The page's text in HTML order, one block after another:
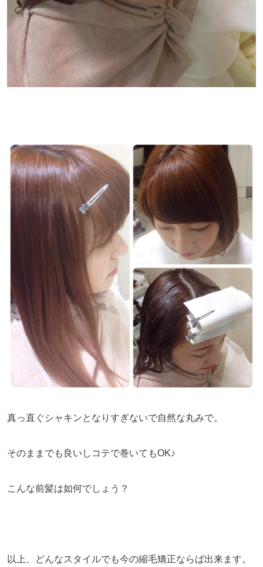
真っ直ぐシャキンとなりすぎないで自然な丸みで。
そのままでも良いしコテで巻いてもOK♪
こんな前髪は如何でしょう？
以上、どんなスタイルでも今の縮毛矯正ならば出来ます。